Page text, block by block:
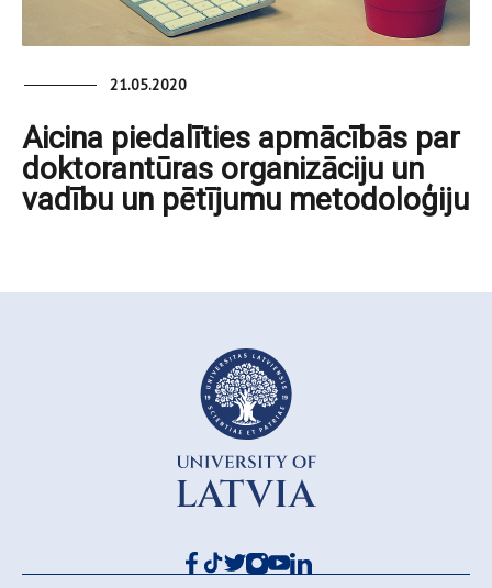
21.05.2020
Aicina piedalīties apmācībās par
doktorantūras organizāciju un
vadību un pētījumu metodoloģiju